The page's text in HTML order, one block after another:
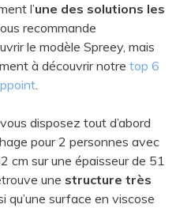
l’une des solutions les
recommande
le modèle Spreey, mais
à découvrir notre top 6
.
disposez tout d’abord
pour 2 personnes avec
cm sur une épaisseur de 51
une structure très
qu’une surface en viscose